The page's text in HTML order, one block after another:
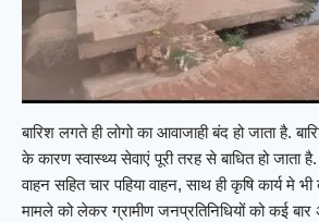
बारिश लगते ही लोगो का आवाजाही बंद हो जाता है.
के कारण स्वास्थ्य सेवाएं पूरी तरह से बाधित हो जाता
वाहन सहित चार पहिया वाहन, साथ ही कृषि कार्य मे
मामले को लेकर ग्रामीण जनप्रतिनिधियों को कई